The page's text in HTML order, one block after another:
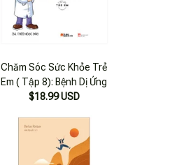
Chăm Sóc Sức Khỏe Trẻ
Em ( Tập 8): Bệnh Dị Ứng
$18.99 USD